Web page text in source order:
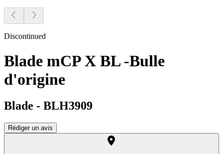
Discontinued
Blade mCP X BL -Bulle
d'origine
Blade - BLH3909
Rédiger un avis